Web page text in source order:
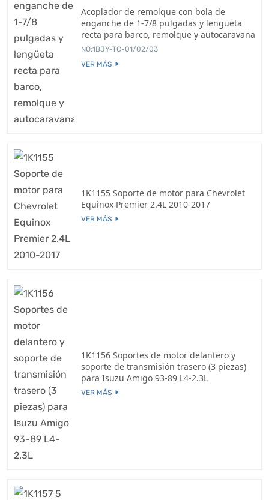
Acoplador de remolque con bola de
enganche de 1-7/8 pulgadas y lengüeta
recta para barco, remolque y autocaravana
NO:1BJY-TC-01/02/03
VER MÁS
1K1155 Soporte de motor para Chevrolet
Equinox Premier 2.4L 2010-2017
VER MÁS
1K1156 Soportes de motor delantero y
soporte de transmisión trasero (3 piezas)
para Isuzu Amigo 93-89 L4-2.3L
VER MÁS